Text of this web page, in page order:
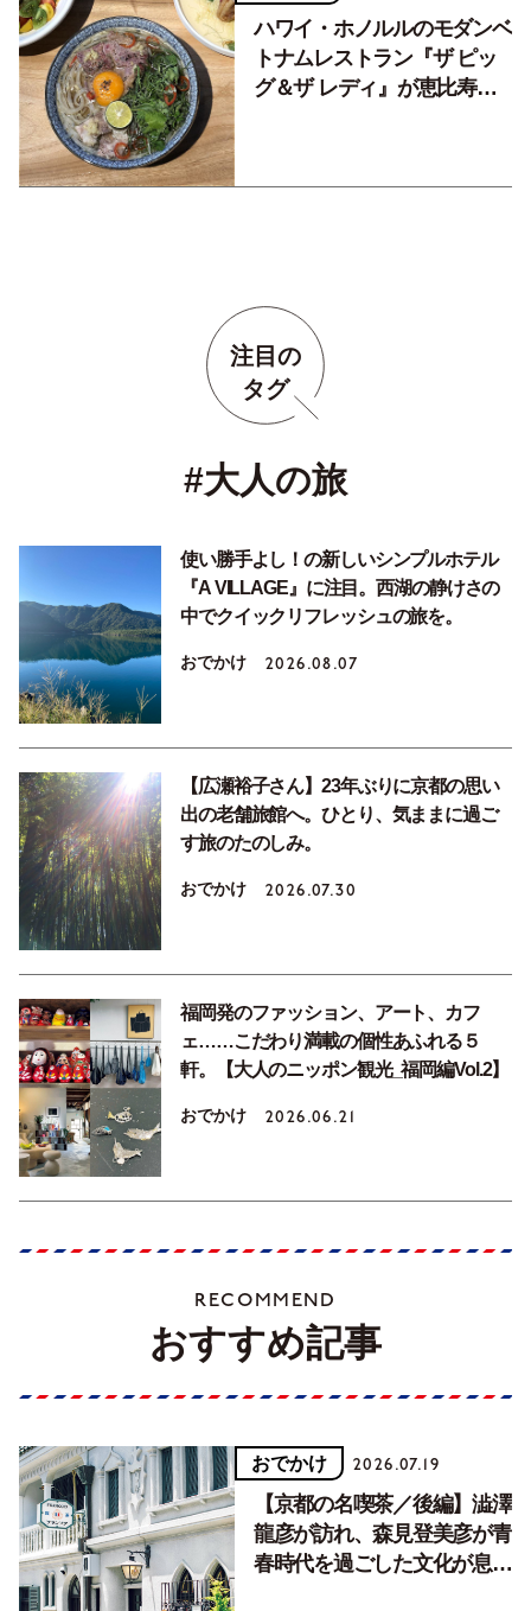
ハワイ・ホノルルのモダンベ
トナムレストラン『ザ ピッ
グ＆ザ レディ』が恵比寿に
注目の
タグ
#大人の旅
使い勝手よし！の新しいシンプルホテル
『A VILLAGE』に注目。西湖の静けさの
中でクイックリフレッシュの旅を。
おでかけ 2026.08.07
【広瀬裕子さん】23年ぶりに京都の思い
出の老舗旅館へ。ひとり、気ままに過ご
す旅のたのしみ。
おでかけ 2026.07.30
福岡発のファッション、アート、カフ
ェ……こだわり満載の個性あふれる５
軒。【大人のニッポン観光_福岡編Vol.2】
おでかけ 2026.06.21
RECOMMEND
おすすめ記事
おでかけ 2026.07.19
【京都の名喫茶／後編】澁澤
龍彦が訪れ、森見登美彦が青
春時代を過ごした文化が息づ